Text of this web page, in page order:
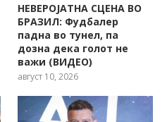
НЕВЕРОЈАТНА СЦЕНА ВО
БРАЗИЛ: Фудбалер
падна во тунел, па
дозна дека голот не
важи (ВИДЕО)
август 10, 2026